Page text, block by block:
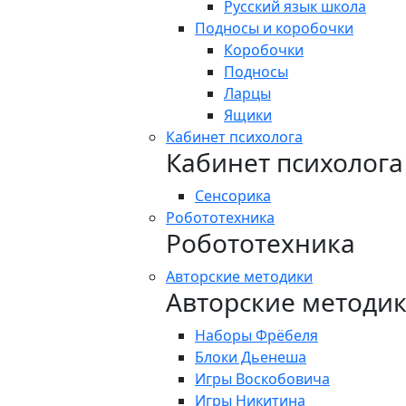
Русский язык школа
Подносы и коробочки
Коробочки
Подносы
Ларцы
Ящики
Кабинет психолога
Кабинет психолога
Сенсорика
Робототехника
Робототехника
Авторские методики
Авторские
Наборы Фрёбеля
Блоки Дьенеша
Игры Воскобовича
Игры Никитина